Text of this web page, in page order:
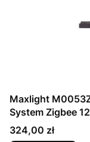
Maxlight
Cena
324,00 zł